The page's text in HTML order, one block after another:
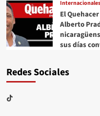
Internacionales
El
Alberto
sus días
Redes Sociales
TikTok